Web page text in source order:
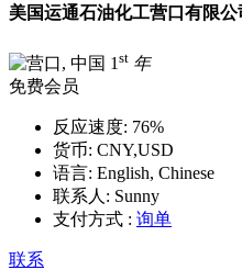
美国运通石油化工营口有限公
1 st 年
免费会员
反应速度: 76%
货币: CNY,USD
语言: English, Chinese
联系人: Sunny
支付方式 : 询单
联系